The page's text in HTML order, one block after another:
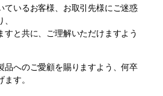
ているお客様、お取引先様にご迷惑
すと共に、ご理解いただけますよう
品へのご愛顧を賜りますよう、何卒
す。